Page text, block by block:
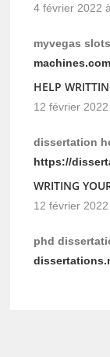
4 février 2022
myvegas
HELP
12 février
dissertation
https://
WRITING
12 février
phd